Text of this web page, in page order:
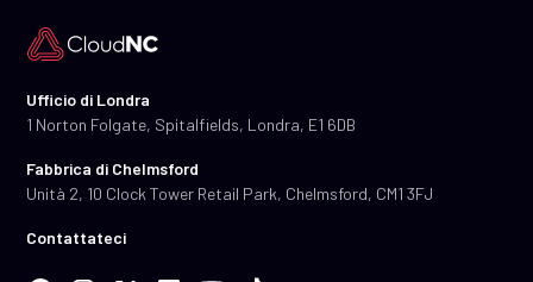
Ufficio di Londra
1 Norton Folgate, Spitalfields, Londra, E1 6DB
Fabbrica di Chelmsford
Unità 2, 10 Clock Tower Retail Park, Chelmsford, CM1 3FJ
Contattateci